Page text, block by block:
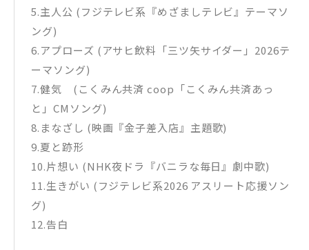
5.主人公 (フジテレビ系『めざましテレビ』テーマソ
ング)
6.アプローズ (アサヒ飲料「三ツ矢サイダー」2026テ
ーマソング)
7.健気 (こくみん共済 coop「こくみん共済あっ
と」CMソング)
8.まなざし (映画『金子差入店』主題歌)
9.夏と跡形
10.片想い (NHK夜ドラ『バニラな毎日』劇中歌)
11.生きがい (フジテレビ系2026 アスリート応援ソン
グ)
12.告白